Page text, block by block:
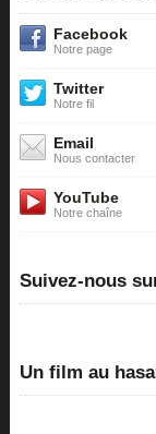
Facebook
Notre page
Twitter
Notre fil
Email
Nous contacter
YouTube
Notre chaîne
Suivez-nous
Un film au